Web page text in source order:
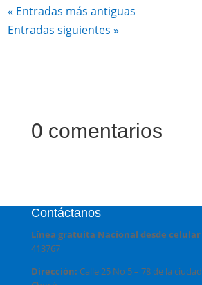
« Entradas más antiguas
Entradas siguientes »
0 comentarios
Contáctanos
Línea gratuita Nacional desde
413767
Dirección: Calle 25 No 5 – 78 de la